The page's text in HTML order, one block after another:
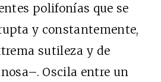
polifonías que se
y constantemente,
sutileza y de
Oscila entre un